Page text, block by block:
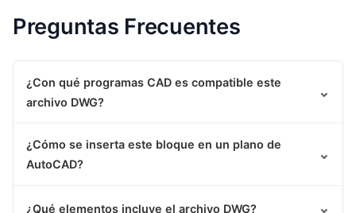
Preguntas Frecuentes
¿Con qué programas CAD es compatible este
archivo DWG?
⌄
¿Cómo se inserta este bloque en un plano de
AutoCAD?
⌄
¿Qué elementos incluye el archivo DWG? ⌄